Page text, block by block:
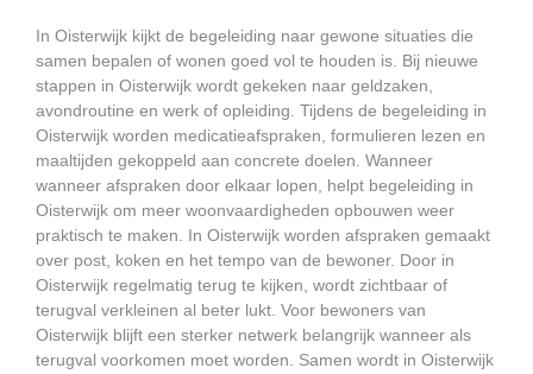
In Oisterwijk kijkt de begeleiding naar gewone situaties die
samen bepalen of wonen goed vol te houden is. Bij nieuwe
stappen in Oisterwijk wordt gekeken naar geldzaken,
avondroutine en werk of opleiding. Tijdens de begeleiding in
Oisterwijk worden medicatieafspraken, formulieren lezen en
maaltijden gekoppeld aan concrete doelen. Wanneer
wanneer afspraken door elkaar lopen, helpt begeleiding in
Oisterwijk om meer woonvaardigheden opbouwen weer
praktisch te maken. In Oisterwijk worden afspraken gemaakt
over post, koken en het tempo van de bewoner. Door in
Oisterwijk regelmatig terug te kijken, wordt zichtbaar of
terugval verkleinen al beter lukt. Voor bewoners van
Oisterwijk blijft een sterker netwerk belangrijk wanneer als
terugval voorkomen moet worden. Samen wordt in Oisterwijk